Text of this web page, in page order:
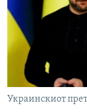
Украинскиот